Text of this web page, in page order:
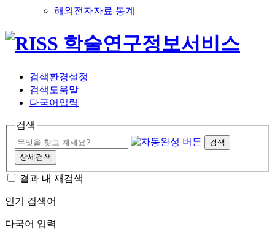
해외전자자료 통계
검색환경설정
검색도움말
다국어입력
검색
검색
상세검색
결과 내 재검색
인기 검색어
다국어 입력